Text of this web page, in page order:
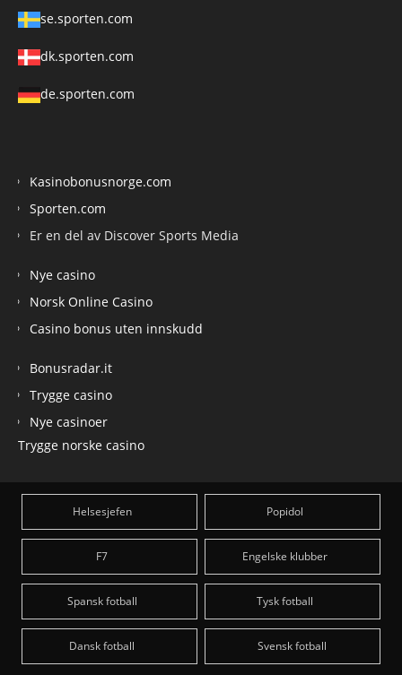
se.sporten.com
dk.sporten.com
de.sporten.com
Kasinobonusnorge.com
Sporten.com
Er en del av Discover Sports Media
Nye casino
Norsk Online Casino
Casino bonus uten innskudd
Bonusradar.it
Trygge casino
Nye casinoer
Trygge norske casino
Helsesjefen Popidol
F7 Engelske klubber
Spansk fotball Tysk fotball
Dansk fotball Svensk fotball